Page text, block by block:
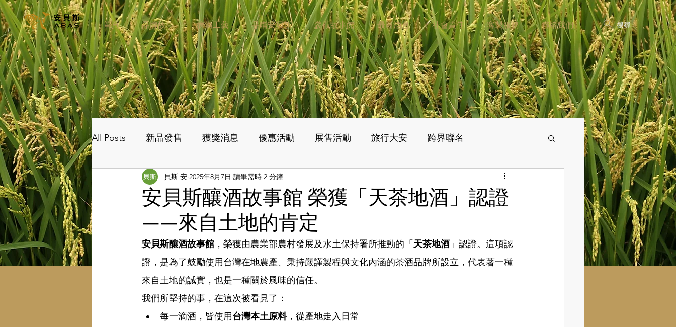
首頁 品牌故事 釀酒工藝 品嚐安貝斯 參觀故事館 最新消息 社會責任 客製服務 聯絡我們
All Posts 新品發售 獲獎消息 優惠活動 展售活動 旅行大安 跨界聯名
安貝斯釀酒故事館 榮獲「天茶地酒」認證
——來自土地的肯定
貝斯 安 2025年8月7日 讀畢需時 2 分鐘
安貝斯釀酒故事館 ，榮獲由農業部農村發展及水土保持署所推動的「 天茶地酒 」認證。這項認
證，是為了鼓勵使用台灣在地農產、秉持嚴謹製程與文化內涵的茶酒品牌所設立，代表著一種
來自土地的誠實，也是一種關於風味的信任。
我們所堅持的事，在這次被看見了：
每一滴酒，皆使用台灣本土原料，從產地走入日常